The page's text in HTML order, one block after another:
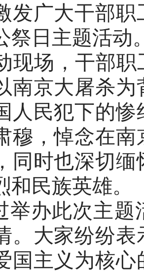
发广大干部
祭日主题活动
场，干部职
南京大屠杀
人民犯下的
穆，悼念在
同时也深切
和民族英雄。
举办此次主题
。 大家纷纷表
国主义为核